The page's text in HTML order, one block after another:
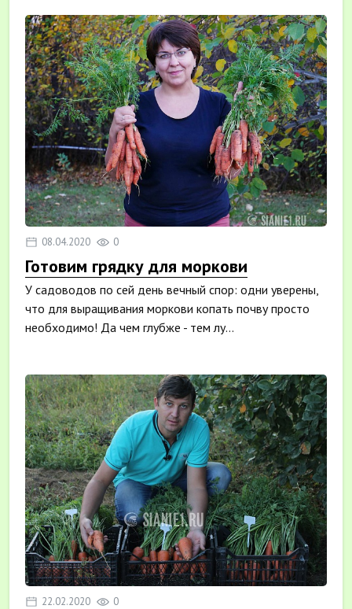
08.04.2020 0
Готовим грядку для моркови
У садоводов по сей день вечный спор: одни уверены,
что для выращивания моркови копать почву просто
необходимо! Да чем глубже - тем лу...
22.02.2020 0